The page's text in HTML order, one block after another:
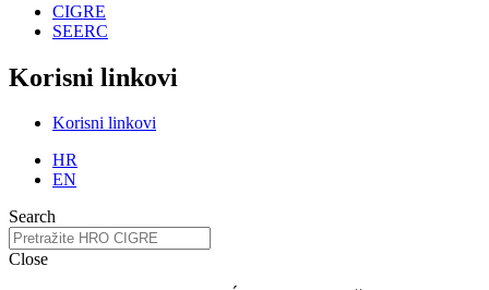
CIGRE
SEERC
Korisni linkovi
Korisni linkovi
HR
EN
Search
Close